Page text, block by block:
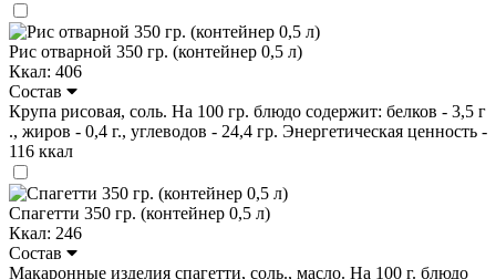
Рис отварной 350 гр. (контейнер 0,5 л)
Ккал: 406
Состав
Крупа рисовая, соль. На 100 гр. блюдо содержит: белков - 3,5 г
., жиров - 0,4 г., углеводов - 24,4 гр. Энергетическая ценность -
116 ккал
Спагетти 350 гр. (контейнер 0,5 л)
Ккал: 246
Состав
Макаронные изделия спагетти, соль., масло. На 100 г. блюдо